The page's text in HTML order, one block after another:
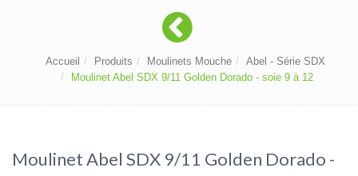
Accueil Produits Moulinets Mouche
Abel - Série SDX
Moulinet Abel SDX 9/11 Golden Dorado - soie 9 à 12
Moulinet Abel SDX 9/11 Golden Dorado -